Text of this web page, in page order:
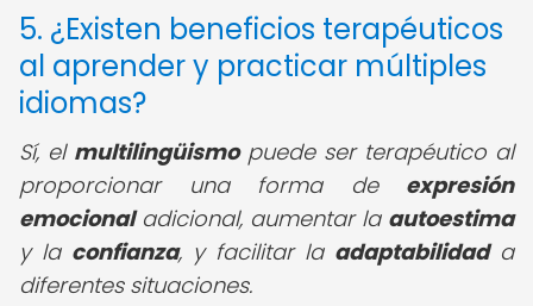
5. ¿Existen beneficios terapéuticos
al aprender y practicar múltiples
idiomas?
Sí, el multilingüismopuede ser terapéutico al
proporcionar una forma de expresión
emocionaladicional, aumentar la autoestima
y la confianza, y facilitar la adaptabilidada
diferentes situaciones.